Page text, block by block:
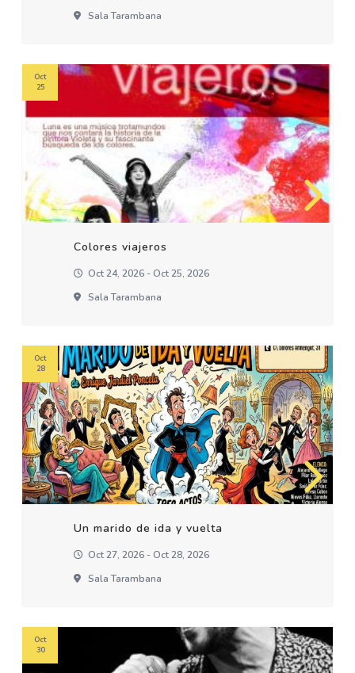
Sala Tarambana
Colores viajeros
Oct 24, 2026 - Oct 25, 2026
Sala Tarambana
Oct
25
Un marido de ida y vuelta
Oct 27, 2026 - Oct 28, 2026
Sala Tarambana
Oct
28
Oct
30